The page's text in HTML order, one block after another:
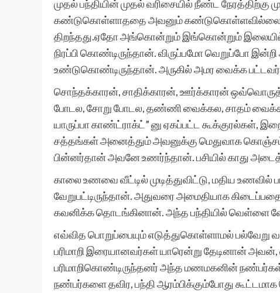
முதல் பந்தியின் முதல் வரிசையில் நீண்ட
கண்டுகொள்ளாததை அவனும்
திறந்தது.ஏதோ அங்கொன்றும் இங்கொன்றும் இலையில்
நிரப்பி கொண்டிருந்தான். விருப்பமோ வெறுப்போ
உண்டுகொண்டிருந்தான். அருகில் அமர வைக்க
சொந்தக்காரன், சாதிக்காரன், ஊர்க்காரன்
போடல, சோறு போடல, தண்ணி வைக்கல, சாதம்
யாருப்பா காண்ட்ராக்ட்” னு ஏகப்பட்ட கூக்குரல்கள்,
சத்தங்கள் அனைத்தும் அவனுக்கு மெதுவாக கொஞ்சம்
பின்னர்தான் அவனே உணர்ந்தான். பசியில் காது
காலை உணவை வீட்டில் முடித்துவிட்டு, மதிய உணவில்
வேறுபட்டிருந்தான். அதுவரை அமைதியாக
கவனிக்க தொடங்கினான். அந்த பந்தியில் வெள்ளை
எவ்வித பொறுப்பையும் எடுத்துகொள்ளாமல் பல்வேறு
பரிமாறி இரையானவர்கள் யாரென்று தேடினான்
பரிமாறிகொண்டிருந்தனர் அந்த மணமகனின் நண்பர்கள்
நண்பர்களை தவிர, பந்தி ஆரம்பிக்கும்போது